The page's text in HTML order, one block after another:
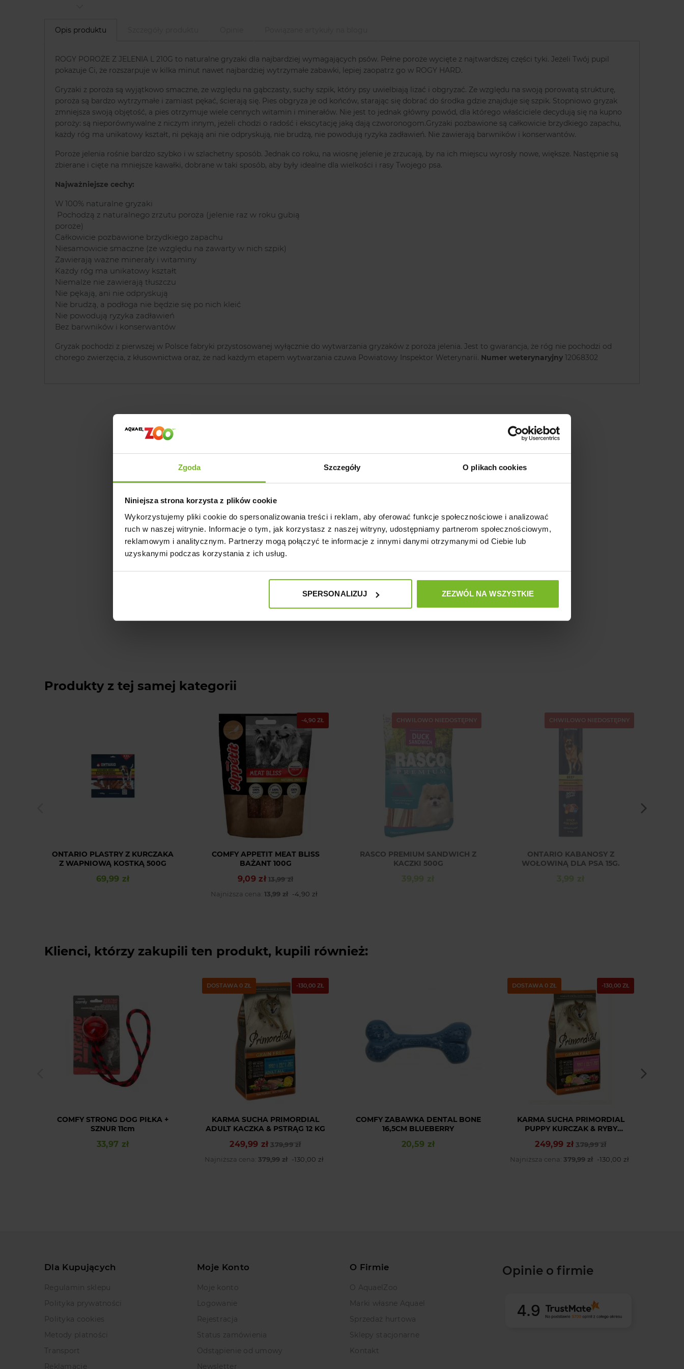
Zgoda Szczegóły O plikach cookies
Niniejsza strona korzysta z plików cookie
Wykorzystujemy pliki cookie do spersonalizowania treści i reklam, aby oferować funkcje społecznościowe i analizować
ruch w naszej witrynie. Informacje o tym, jak korzystasz z naszej witryny, udostępniamy partnerom społecznościowym,
reklamowym i analitycznym. Partnerzy mogą połączyć te informacje z innymi danymi otrzymanymi od Ciebie lub
uzyskanymi podczas korzystania z ich usług.
SPERSONALIZUJ ZEZWÓL NA WSZYSTKIE
Opis produktu
ROGY POROŻE Z JELENIA L 210G to naturalne gryzaki dla najbardziej wymagających psów. Pełne poroże wycięte z najtwardszej części tyki. Jeżeli Twój pupil
pokazuje Ci, że rozszarpuje w kilka minut nawet najbardziej wytrzymałe zabawki, lepiej zaopatrz go w ROGY HARD.
Gryzaki z poroża są wyjątkowo smaczne, ze względu na gąbczasty, suchy szpik, który psy uwielbiają lizać i obgryzać. Ze względu na swoją porowatą strukturę,
poroża są bardzo wytrzymałe i zamiast pękać, ścierają się. Pies obgryza je od końców, starając się dobrać do środka gdzie znajduje się szpik. Stopniowo gryzak
zmniejsza swoją objętość, a pies otrzymuje wiele cennych witamin i minerałów. Nie jest to jednak główny powód, dla którego właściciele decydują się na kupno
poroży: są nieporównywalne z niczym innym, jeżeli chodzi o radość i ekscytację jaką dają czworonogom.Gryzaki pozbawione są całkowicie brzydkiego zapachu,
każdy róg ma unikatowy kształt, ni pękają ani nie odpryskują, nie brudzą, nie powodują ryzyka zadławień. Nie zawierają barwników i konserwantów.
Poroże jelenia rośnie bardzo szybko i w szlachetny sposób. Jednak co roku, na wiosnę jelenie je zrzucają, by na ich miejscu wyrosły nowe, większe. Następnie są
zbierane i cięte na mniejsze kawałki, dobrane w taki sposób, aby były idealne dla wielkości i rasy Twojego psa.
Najważniejsze cechy:
W 100% naturalne gryzaki
Pochodzą z naturalnego zrzutu poroża (jelenie raz w roku gubią
poroże)
Całkowicie pozbawione brzydkiego zapachu
Niesamowicie smaczne (ze względu na zawarty w nich szpik)
Zawierają ważne minerały i witaminy
Każdy róg ma unikatowy kształt
Niemalże nie zawierają tłuszczu
Nie pękają, ani nie odpryskują
Nie brudzą, a podłoga nie będzie się po nich kleić
Nie powodują ryzyka zadławień
Bez barwników i konserwantów
Gryzak pochodzi z pierwszej w Polsce fabryki przystosowanej wyłącznie do wytwarzania gryzaków z poroża jelenia. Jest to gwarancja, że róg nie pochodzi od
chorego zwierzęcia, z kłusownictwa oraz, że nad każdym etapem wytwarzania czuwa Powiatowy Inspektor Weterynarii. Numer weterynaryjny 12068302
Pytania i odpowiedzi (0)
Zadaj pytanie
Produkty z tej samej kategorii
ONTARIO PLASTRY Z KURCZAKA
Z WAPNIOWĄ KOSTKĄ 500G
Cena
69,99 zł
-4,90 ZŁ
COMFY APPETIT MEAT BLISS
BAŻANT 100G
Cena podstawowa
13,99 zł
Cena
9,09 zł
Najniższa cena: 13,99 zł -4,90 zł
CHWILOWO NIEDOSTĘPNY
RASCO PREMIUM SANDWICH Z
KACZKI 500G
Cena
39,99 zł
CHWILOWO NIEDOSTĘPNY
ONTARIO KABANOSY Z
WOŁOWINĄ DLA PSA 15G.
Cena
3,99 zł
Klienci, którzy zakupili ten produkt, kupili również:
COMFY STRONG DOG PIŁKA +
SZNUR 11cm
Cena
33,97 zł
-130,00 ZŁ
DOSTAWA 0 ZŁ
KARMA SUCHA PRIMORDIAL
ADULT KACZKA & PSTRĄG 12 KG
Cena podstawowa
379,99 zł
Cena
249,99 zł
Najniższa cena: 379,99 zł -130,00 zł
COMFY ZABAWKA DENTAL BONE
16,5CM BLUEBERRY
Cena
20,59 zł
-130,00 ZŁ
DOSTAWA 0 ZŁ
KARMA SUCHA PRIMORDIAL
PUPPY KURCZAK & RYBY
Cena podstawowa
379,99 zł
Cena
249,99 zł
Najniższa cena: 379,99 zł -130,00 zł
Dla Kupujących
Regulamin sklepu
Polityka prywatności
Polityka cookies
Metody platności
Transport
Reklamacje
Moje Konto
Moje konto
Logowanie
Rejestracja
Status zamówienia
Odstąpienie od umowy
Newsletter
O Firmie
O AquaelZoo
Marki własne Aquael
Sprzedaż hurtowa
Sklepy stacjonarne
Kontakt
Opinie o firmie